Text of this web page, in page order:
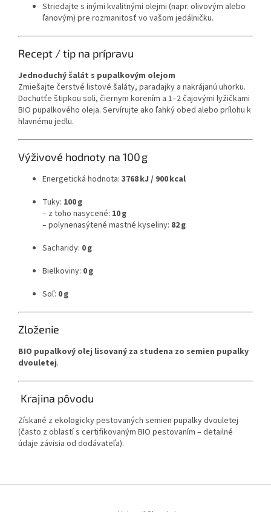
Striedajte s inými kvalitnými olejmi (napr. olivovým alebo
ľanovým) pre rozmanitosť vo vašom jedálničku.
Recept / tip na prípravu
Jednoduchý šalát s pupalkovým olejom
Zmiešajte čerstvé listové šaláty, paradajky a nakrájanú uhorku.
Dochutťe štipkou soli, čiernym korením a 1–2 čajovými lyžičkami
BIO pupalkového oleja. Servírujte ako ľahký obed alebo prílohu k
hlavnému jedlu.
Výživové hodnoty na 100 g
Energetická hodnota: 3768 kJ / 900 kcal
Tuky: 100 g
– z toho nasycené: 10 g
– polynenasýtené mastné kyseliny: 82 g
Sacharidy: 0 g
Bielkoviny: 0 g
Soľ: 0 g
Zloženie
BIO pupalkový olej lisovaný za studena zo semien pupalky
dvouletej.
Krajina pôvodu
Získané z ekologicky pestovaných semien pupalky dvouletej
(často z oblastí s certifikovaným BIO pestovaním – detailné
údaje závisia od dodávateľa).